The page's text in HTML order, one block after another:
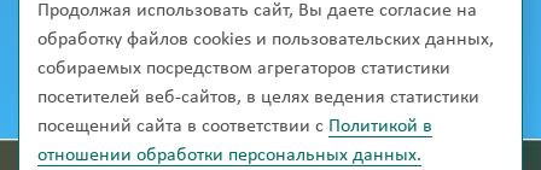
Продолжая использовать сайт, Вы даете согласие на
обработку файлов cookies и пользовательских данных,
собираемых посредством агрегаторов статистики
посетителей веб-сайтов, в целях ведения статистики
посещений сайта в соответствии с Политикой в
отношении обработки персональных данных.